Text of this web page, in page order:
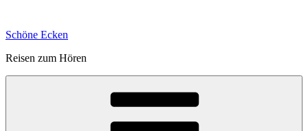
springen
Schöne Ecken
Reisen zum Hören